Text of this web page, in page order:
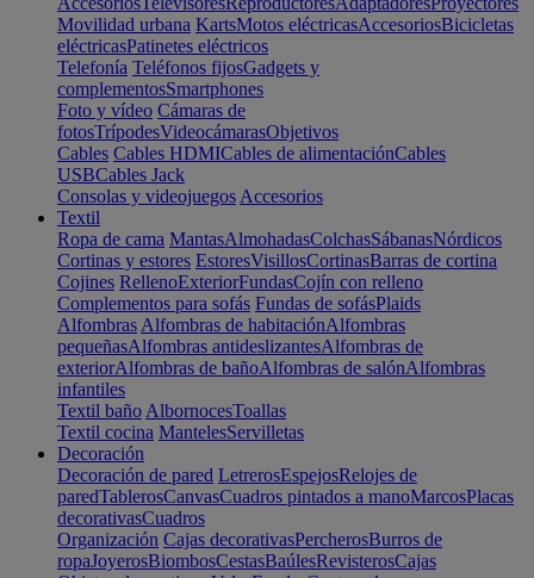
Movilidad urbana KartsMotos eléctricasAccesoriosBicicletas
eléctricasPatinetes eléctricos
Telefonía Teléfonos fijosGadgets y
complementosSmartphones
Foto y vídeo Cámaras de
fotosTrípodesVideocámarasObjetivos
Cables Cables HDMICables de alimentaciónCables
USBCables Jack
Consolas y videojuegos Accesorios
Textil
Ropa de cama MantasAlmohadasColchasSábanasNórdicos
Cortinas y estores EstoresVisillosCortinasBarras de cortina
Cojines RellenoExteriorFundasCojín con relleno
Complementos para sofás Fundas de sofásPlaids
Alfombras Alfombras de habitaciónAlfombras
pequeñasAlfombras antideslizantesAlfombras de
exteriorAlfombras de bañoAlfombras de salónAlfombras
infantiles
Textil baño AlbornocesToallas
Textil cocina MantelesServilletas
Decoración
Decoración de pared LetrerosEspejosRelojes de
paredTablerosCanvasCuadros pintados a manoMarcosPlacas
decorativasCuadros
Organización Cajas decorativasPercherosBurros de
ropaJoyerosBiombosCestasBaúlesRevisterosCajas